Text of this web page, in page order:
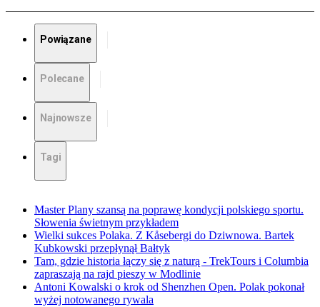
Powiązane
Polecane
Najnowsze
Tagi
Master Plany szansą na poprawę kondycji polskiego sportu.
Słowenia świetnym przykładem
Wielki sukces Polaka. Z Kåsebergi do Dziwnowa. Bartek
Kubkowski przepłynął Bałtyk
Tam, gdzie historia łączy się z naturą - TrekTours i Columbia
zapraszają na rajd pieszy w Modlinie
Antoni Kowalski o krok od Shenzhen Open. Polak pokonał
wyżej notowanego rywala